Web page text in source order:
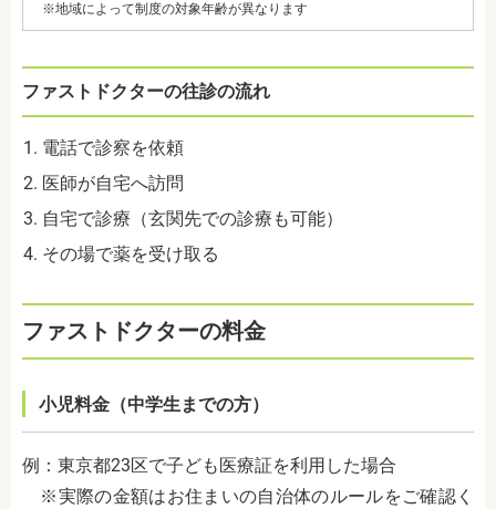
※地域によって制度の対象年齢が異なります
ファストドクターの往診の流れ
電話で診察を依頼
医師が自宅へ訪問
自宅で診療（玄関先での診療も可能）
その場で薬を受け取る
ファストドクターの料金
小児料金（中学生までの方）
例：東京都23区で子ども医療証を利用した場合
※実際の金額はお住まいの自治体のルールをご確認く